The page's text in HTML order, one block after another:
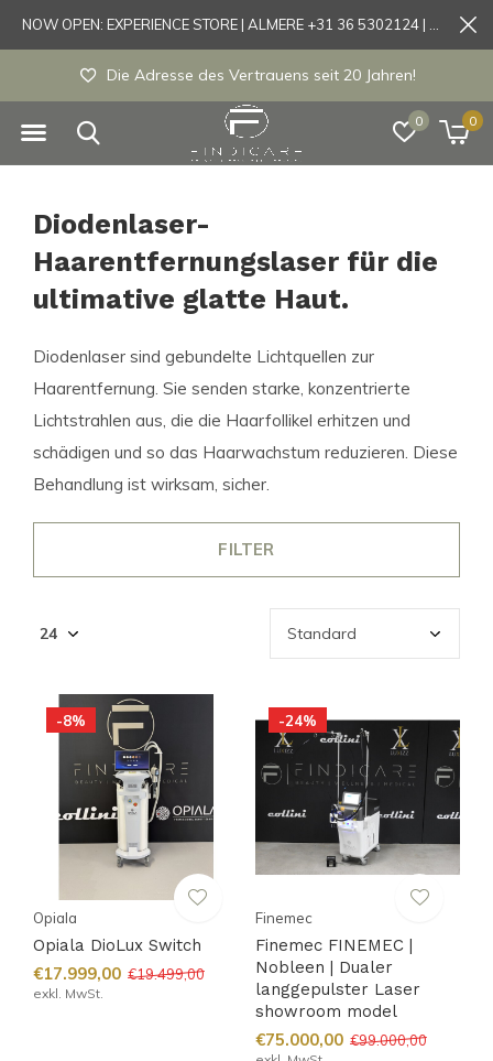
0 0
Experience store Almere / Tönisvorst / Mortsel
Diodenlaser-
Haarentfernungslaser für die
ultimative glatte Haut.
Diodenlaser sind gebundelte Lichtquellen zur
Haarentfernung. Sie senden starke, konzentrierte
Lichtstrahlen aus, die die Haarfollikel erhitzen und
schädigen und so das Haarwachstum reduzieren. Diese
Behandlung ist wirksam, sicher.
FILTER
-8%
Opiala
Opiala DioLux Switch
€17.999,00 €19.499,00
exkl. MwSt.
-24%
Finemec
Finemec FINEMEC |
Nobleen | Dualer
langgepulster Laser
showroom model
€75.000,00 €99.000,00